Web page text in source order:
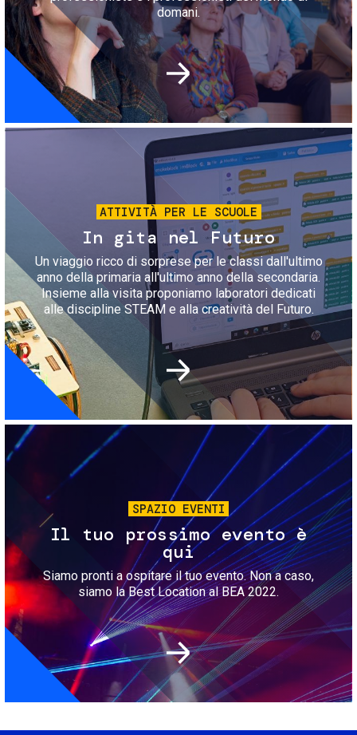
domani.
Immagine
ATTIVITÀ PER LE SCUOLE
In gita nel Futuro
Un viaggio ricco di sorprese per le classi dall'ultimo
anno della primaria all'ultimo anno della secondaria.
Insieme alla visita proponiamo laboratori dedicati
alle discipline STEAM e alla creatività del Futuro.
Immagine
SPAZIO EVENTI
Il tuo prossimo evento è
qui
Siamo pronti a ospitare il tuo evento. Non a caso,
siamo la Best Location al BEA 2022.